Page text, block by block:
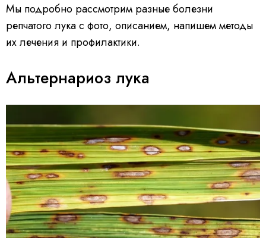
Мы подробно рассмотрим разные болезни
репчатого лука с фото, описанием, напишем методы
их лечения и профилактики.
Альтернариоз лука